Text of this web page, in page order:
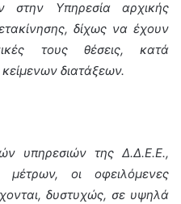
στην Υπηρεσία αρχικής
δίχως να έχουν
τους θέσεις, κατά
διατάξεων.
υπηρεσιών της Δ.Δ.Ε.Ε.,
οι οφειλόμενες
δυστυχώς, σε υψηλά